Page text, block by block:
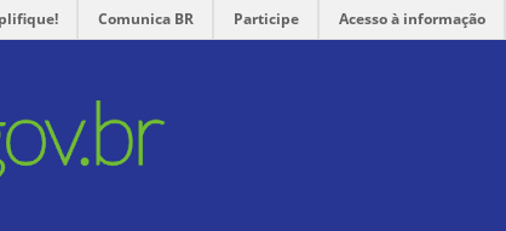
Comunica BR Participe Acesso à informação